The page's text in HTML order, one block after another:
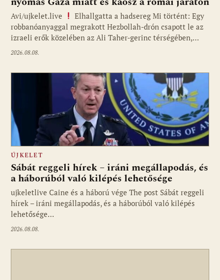
Avi/ujkelet.live
Elhallgatta a hadsereg Mi történt: Egy
robbanóanyaggal megrakott Hezbollah-drón csapott le az
izraeli erők közelében az Ali Taher-gerinc térségében,…
2026.08.08.
Fotó: ujkelet.live
ÚJKELET
Sábát reggeli hírek – iráni megállapodás, és
a háborúból való kilépés lehetősége
ujkeletlive Caine és a háború vége The post Sábát reggeli
hírek – iráni megállapodás, és a háborúból való kilépés
lehetősége…
2026.08.08.